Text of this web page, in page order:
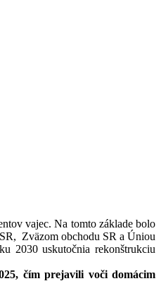
vajec. Na tomto základe bolo
Zväzom obchodu SR a Úniou
2030 uskutočnia rekonštrukciu
čím prejavili voči domácim